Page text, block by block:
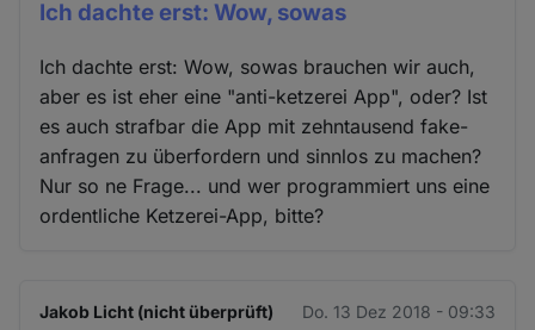
Ich dachte erst: Wow, sowas
Ich dachte erst: Wow, sowas brauchen wir auch,
aber es ist eher eine "anti-ketzerei App", oder? Ist
es auch strafbar die App mit zehntausend fake-
anfragen zu überfordern und sinnlos zu machen?
Nur so ne Frage... und wer programmiert uns eine
ordentliche Ketzerei-App, bitte?
Jakob Licht (nicht überprüft) Do. 13 Dez 2018 - 09:33